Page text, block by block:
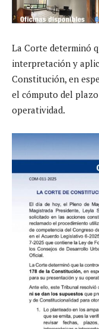
La Corte determinó
interpretación y
Constitución, en
el cómputo del
operatividad.